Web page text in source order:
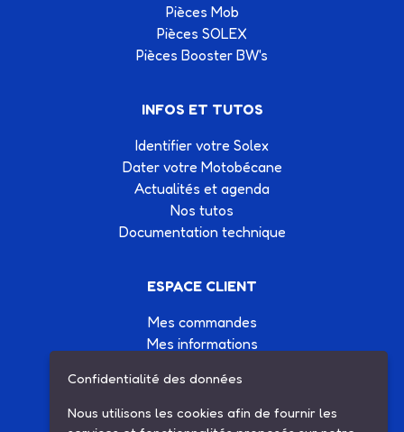
Pièces Mob
Pièces SOLEX
Pièces Booster BW's
INFOS ET TUTOS
Identifier votre Solex
Dater votre Motobécane
Actualités et agenda
Nos tutos
Documentation technique
ESPACE CLIENT
Mes commandes
Mes informations
Conditions générales de vente
Contactez-nous
Confidentialité des données
Nous utilisons les cookies afin de fournir les